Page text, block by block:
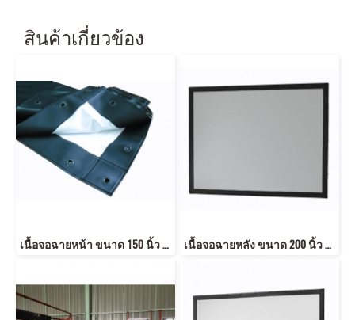
สินค้าเกี่ยวข้อง
เนื้อจอฉายหน้า ขนาด 150 นิ้ว ตอกตาไก่ สีดำ เนื้อจอฉายหลัง ขนาด 200 นิ้ว 16:9 2.49x4.43 m 16:9 ตอกตาไก่ (Eyelets)